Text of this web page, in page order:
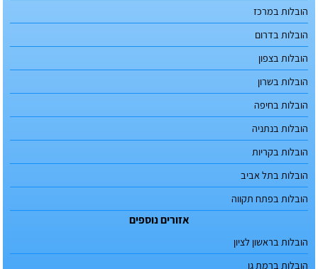
הובלות במרכז
הובלות בדרום
הובלות בצפון
הובלות בשרון
הובלות בחיפה
הובלות בנתניה
הובלות בקריות
הובלות בתל אביב
הובלות בפתח תקווה
אזורים נוספים
הובלות בראשון לציון
הובלות ברמת גן